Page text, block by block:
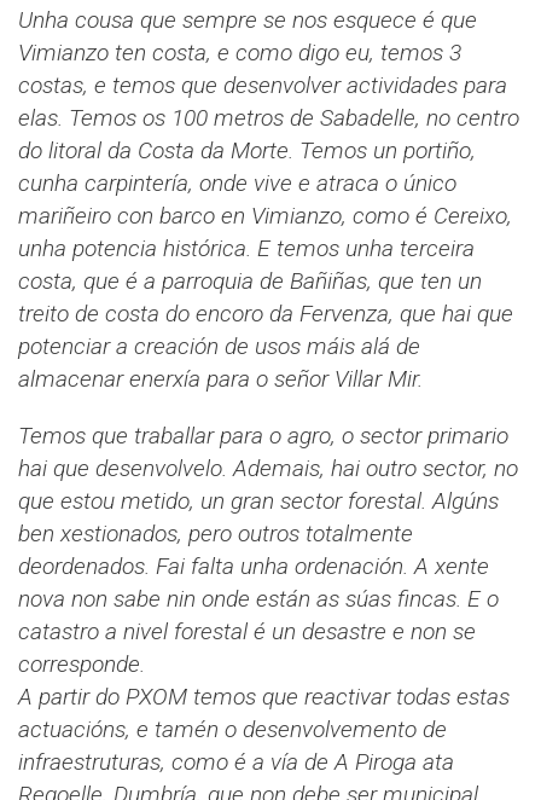
Unha cousa que sempre se nos esquece é que
Vimianzo ten costa, e como digo eu, temos 3
costas, e temos que desenvolver actividades para
elas. Temos os 100 metros de Sabadelle, no centro
do litoral da Costa da Morte. Temos un portiño,
cunha carpintería, onde vive e atraca o único
mariñeiro con barco en Vimianzo, como é Cereixo,
unha potencia histórica. E temos unha terceira
costa, que é a parroquia de Bañiñas, que ten un
treito de costa do encoro da Fervenza, que hai que
potenciar a creación de usos máis alá de
almacenar enerxía para o señor Villar Mir.
Temos que traballar para o agro, o sector primario
hai que desenvolvelo. Ademais, hai outro sector, no
que estou metido, un gran sector forestal. Algúns
ben xestionados, pero outros totalmente
deordenados. Fai falta unha ordenación. A xente
nova non sabe nin onde están as súas fincas. E o
catastro a nivel forestal é un desastre e non se
corresponde.
A partir do PXOM temos que reactivar todas estas
actuacións, e tamén o desenvolvemento de
infraestruturas, como é a vía de A Piroga ata